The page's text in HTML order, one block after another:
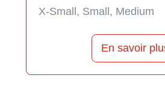
X-Small, Small, Medium
En savoir